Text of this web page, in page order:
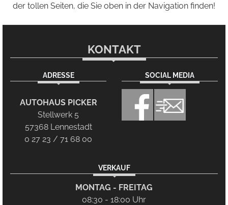
der tollen Seiten, die Sie oben in der Navigation finden!
KONTAKT
ADRESSE
AUTOHAUS PICKER
Stellwerk 5
57368 Lennestadt
0 27 23 / 71 68 00
SOCIAL MEDIA
VERKAUF
MONTAG - FREITAG
08:30 - 18:00 Uhr